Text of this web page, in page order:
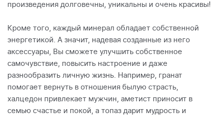
произведения долговечны, уникальны и очень красивы!
Кроме того, каждый минерал обладает собственной
энергетикой. А значит, надевая созданные из него
аксессуары, Вы сможете улучшить собственное
самочувствие, повысить настроение и даже
разнообразить личную жизнь. Например, гранат
помогает вернуть в отношения былую страсть,
халцедон привлекает мужчин, аметист приносит в
семью счастье и покой, а топаз дарит мудрость и